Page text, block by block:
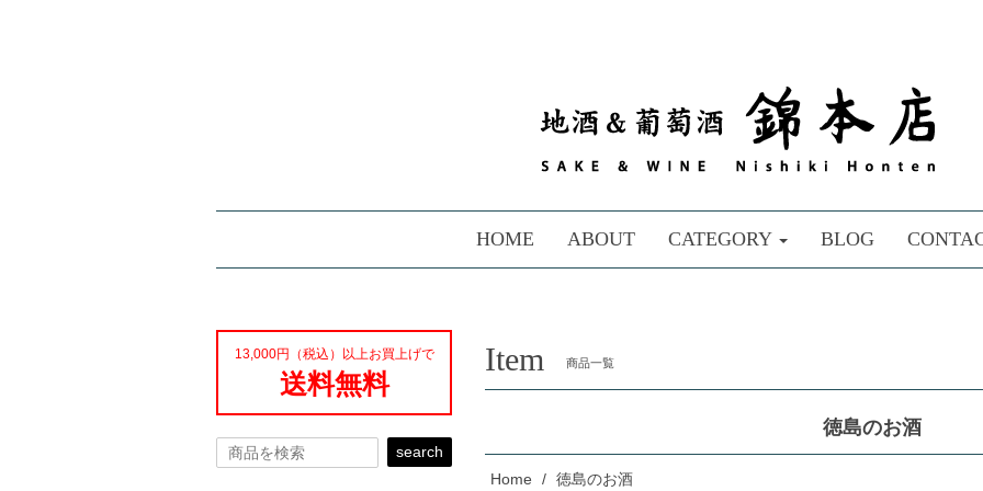
HOME ABOUT CATEGORY BLOG
Item 商品一覧
徳島のお酒
Home 徳島のお酒
13,000円（税込）以上お買上げで
送料無料
search